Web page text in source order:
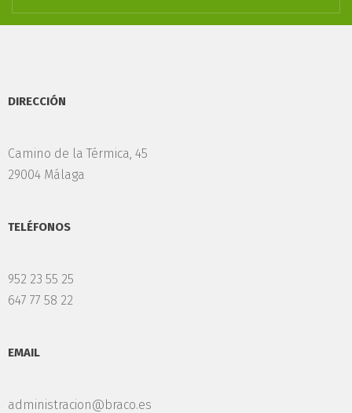
DIRECCIÓN
Camino de la Térmica, 45
29004 Málaga
TELÉFONOS
952 23 55 25
647 77 58 22
EMAIL
administracion@braco.es